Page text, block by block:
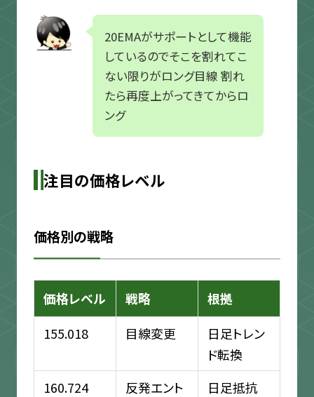
20EMAがサポートとして機能
しているのでそこを割れてこ
ない限りがロング目線 割れ
たら再度上がってきてからロ
ング
注目の価格レベル
価格別の戦略
価格レベル 戦略
根拠
155.018
目線変更
日足トレン
ド転換
160.724
反発エント
日足抵抗